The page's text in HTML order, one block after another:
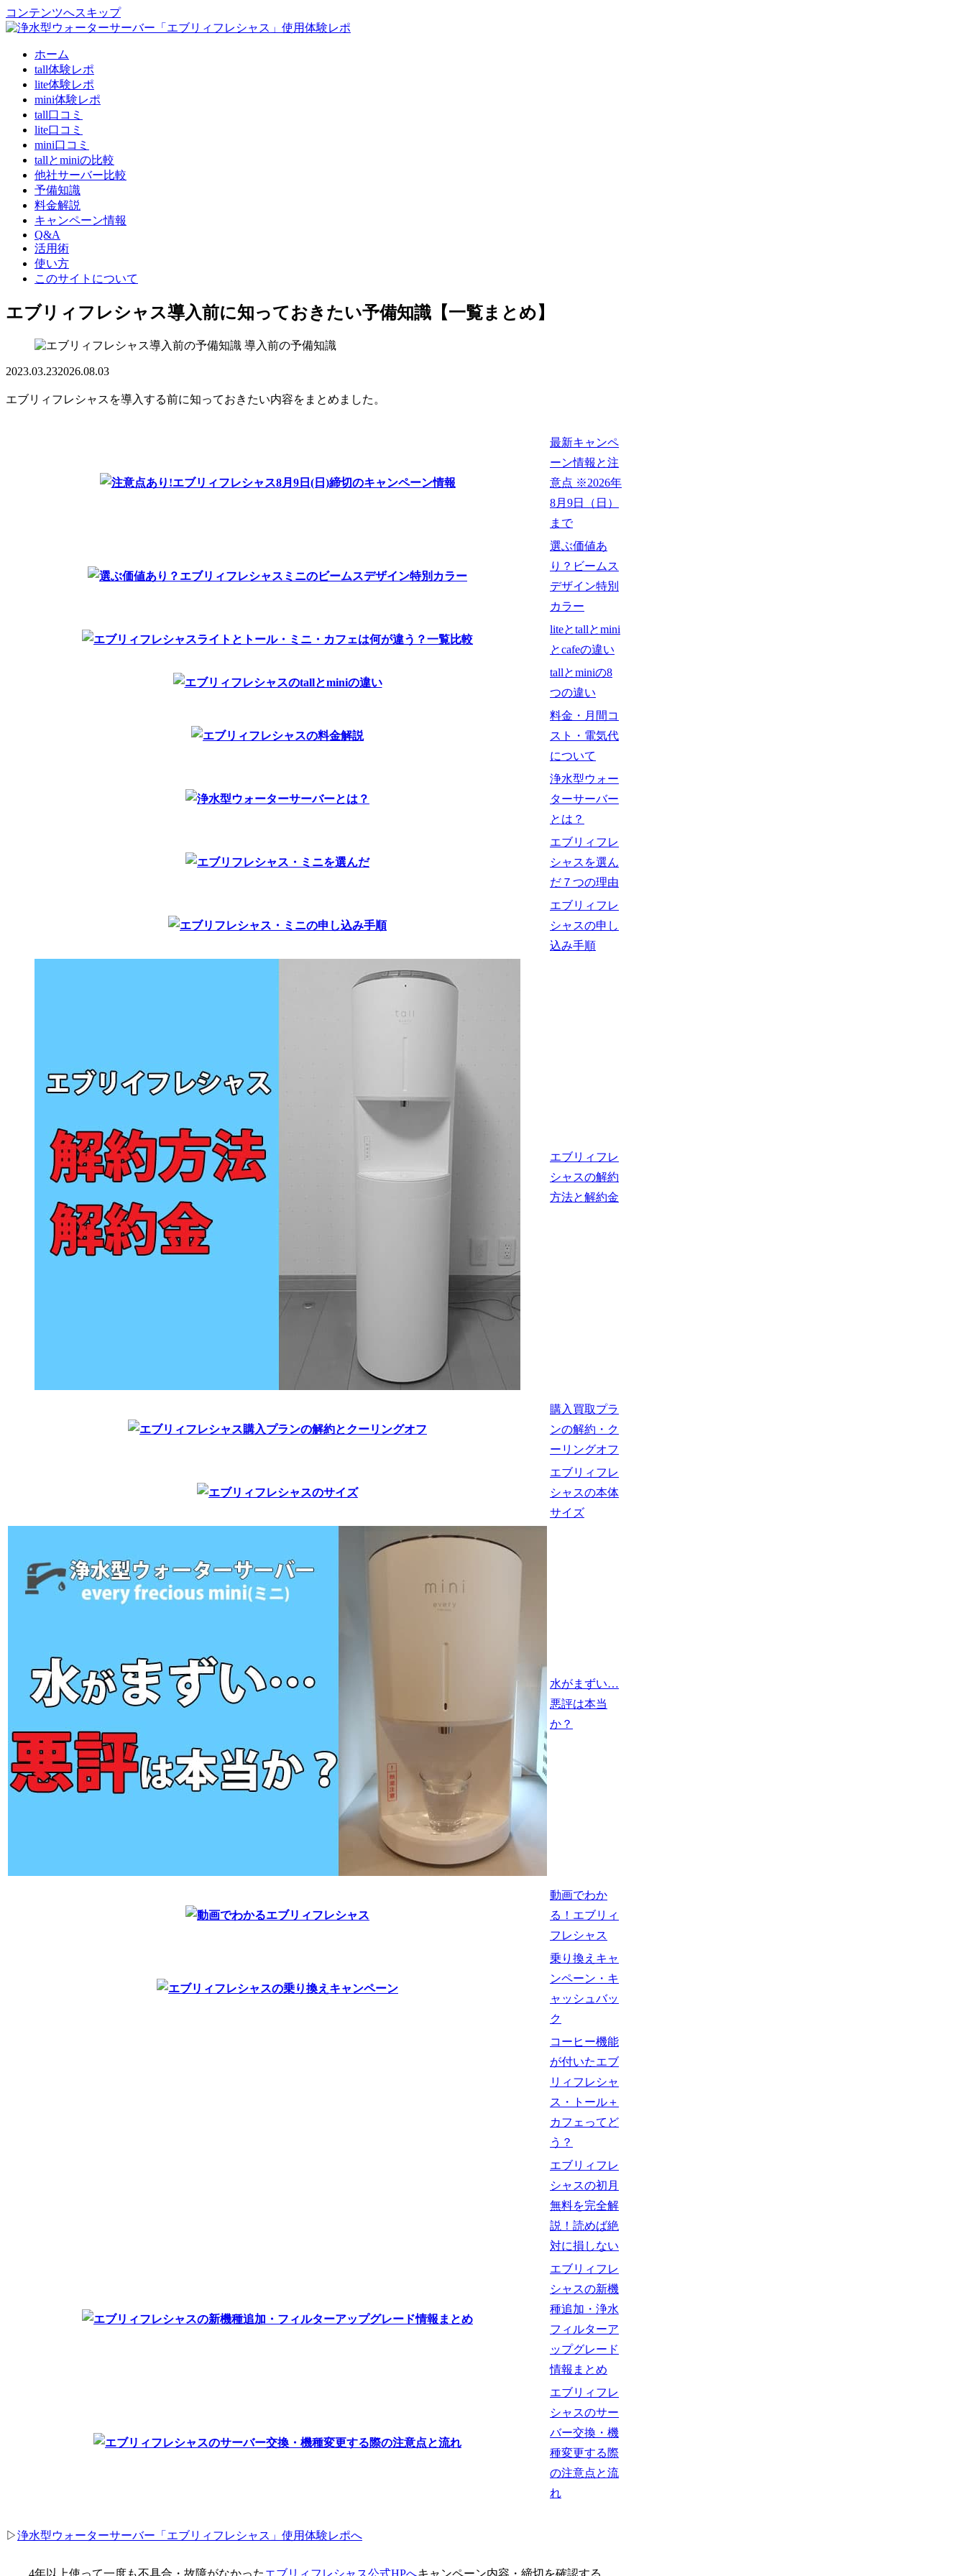
コンテンツへスキップ
ホーム
tall体験レポ
lite体験レポ
mini体験レポ
tall口コミ
lite口コミ
mini口コミ
tallとminiの比較
他社サーバー比較
予備知識
料金解説
キャンペーン情報
Q&A
活用術
使い方
このサイトについて
エブリィフレシャス導入前に知っておきたい予備知識【一覧まとめ】
導入前の予備知識
2023.03.232026.08.03
エブリィフレシャスを導入する前に知っておきたい内容をまとめました。
最新キャンペ
ーン情報と注
意点 ※2026年
8月9日（日）
まで
選ぶ価値あ
り？ビームス
デザイン特別
カラー
liteとtallとmini
とcafeの違い
tallとminiの8
つの違い
料金・月間コ
スト・電気代
について
浄水型ウォー
ターサーバー
とは？
エブリィフレ
シャスを選ん
だ７つの理由
エブリィフレ
シャスの申し
込み手順
エブリィフレ
シャスの解約
方法と解約金
購入買取プラ
ンの解約・ク
ーリングオフ
エブリィフレ
シャスの本体
サイズ
水がまずい…
悪評は本当
か？
動画でわか
る！エブリィ
フレシャス
乗り換えキャ
ンペーン・キ
ャッシュバッ
ク
コーヒー機能
が付いたエブ
リィフレシャ
ス・トール＋
カフェってど
う？
エブリィフレ
シャスの初月
無料を完全解
説！読めば絶
対に損しない
エブリィフレ
シャスの新機
種追加・浄水
フィルターア
ップグレード
情報まとめ
エブリィフレ
シャスのサー
バー交換・機
種変更する際
の注意点と流
れ
▷浄水型ウォーターサーバー「エブリィフレシャス」使用体験レポへ